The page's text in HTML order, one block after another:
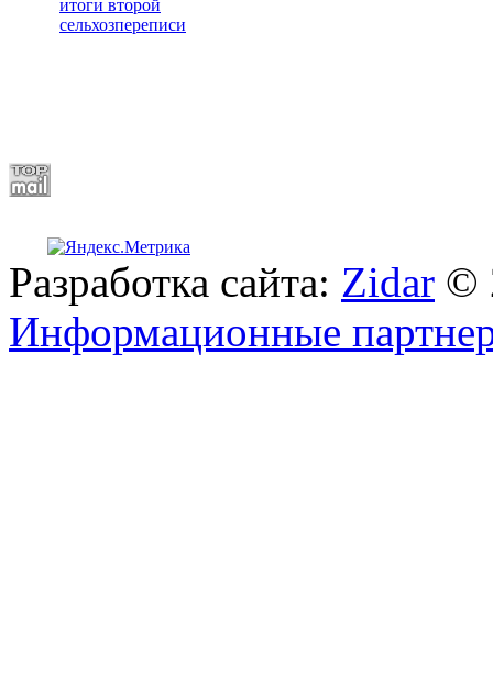
итоги второй
сельхозпереписи
Разработка сайта: Zidar ©
Информационные